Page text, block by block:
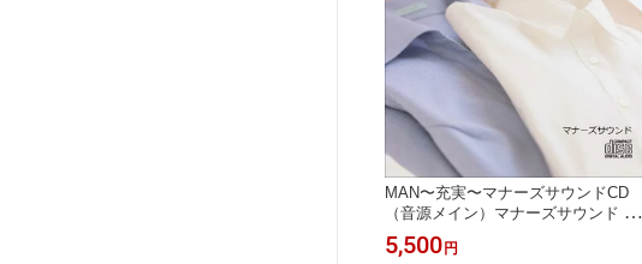
MAN〜充実〜マナーズサウンドCD
（音源メイン）マナーズサウンド 音
響振動療法 音響療法 サイマティクス
マナーズ 特殊音響
5,500 円